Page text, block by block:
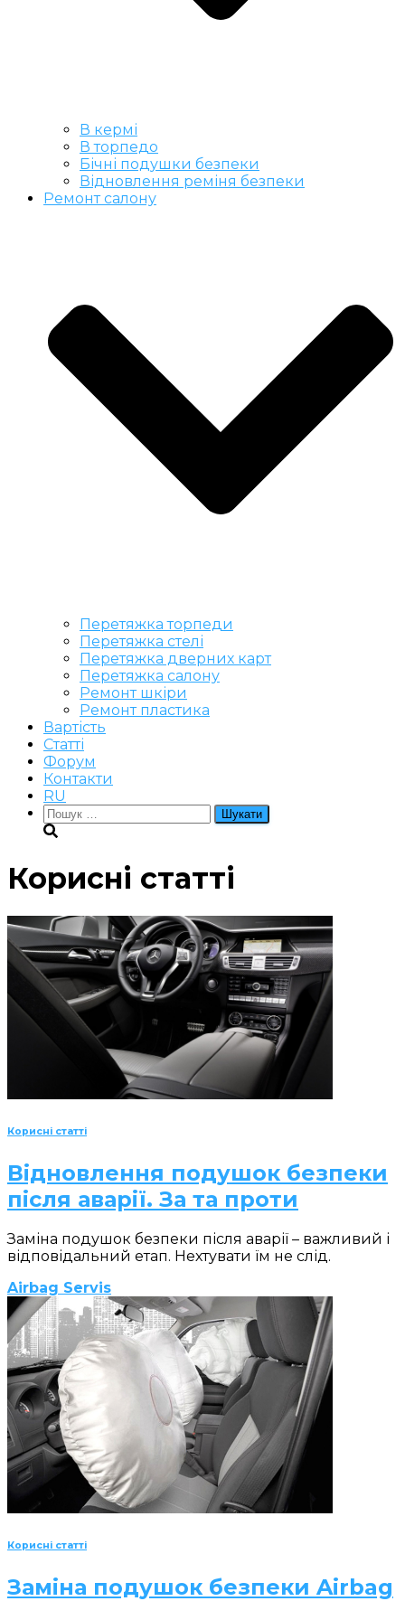
В кермі
В торпедо
Бічні подушки безпеки
Відновлення реміня безпеки
Ремонт салону
Перетяжка торпеди
Перетяжка стелі
Перетяжка дверних карт
Перетяжка салону
Ремонт шкіри
Ремонт пластика
Вартість
Статті
Форум
Контакти
RU
Пошук:
Корисні статті
Корисні статті
Відновлення подушок безпеки
після аварії. За та проти
Заміна подушок безпеки після аварії – важливий і
відповідальний етап. Нехтувати їм не слід.
Airbag Servis
Корисні статті
Заміна подушок безпеки Airbag